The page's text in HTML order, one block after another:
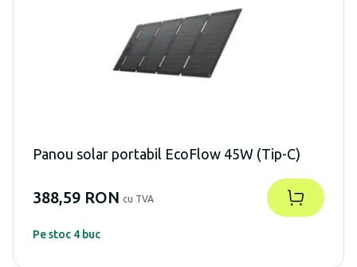
Panou solar portabil EcoFlow 45W (Tip-C)
388,59 RON cu TVA
Pe stoc 4 buc